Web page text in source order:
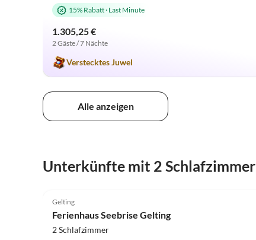
15% Rabatt· Last Minute
1.305,25 €
2 Gäste / 7 Nächte
Verstecktes Juwel
Alle anzeigen
Unterkünfte mit 2 Schlafzimmer
Gelting
Ferienhaus Seebrise Gelting
2 Schlafzimmer